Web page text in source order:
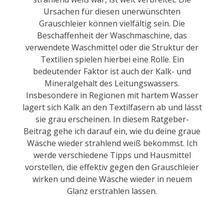
Ursachen für diesen unerwünschten
Grauschleier können vielfältig sein. Die
Beschaffenheit der Waschmaschine, das
verwendete Waschmittel oder die Struktur der
Textilien spielen hierbei eine Rolle. Ein
bedeutender Faktor ist auch der Kalk- und
Mineralgehalt des Leitungswassers.
Insbesondere in Regionen mit hartem Wasser
lagert sich Kalk an den Textilfasern ab und lässt
sie grau erscheinen. In diesem Ratgeber-
Beitrag gehe ich darauf ein, wie du deine graue
Wäsche wieder strahlend weiß bekommst. Ich
werde verschiedene Tipps und Hausmittel
vorstellen, die effektiv gegen den Grauschleier
wirken und deine Wäsche wieder in neuem
Glanz erstrahlen lassen.